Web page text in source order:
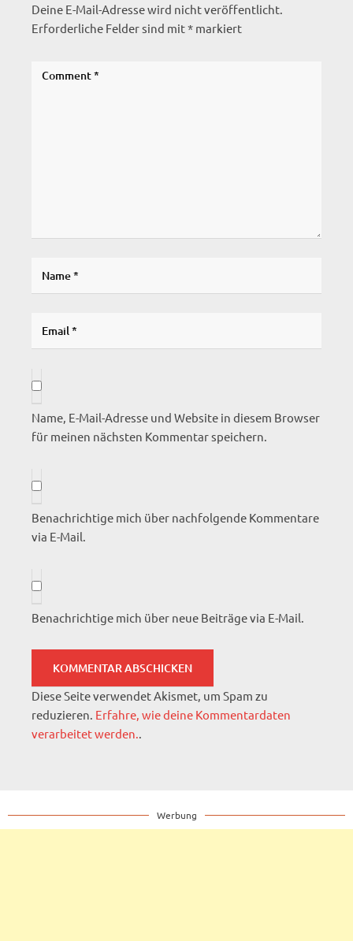
Deine E-Mail-Adresse wird nicht veröffentlicht.
Erforderliche Felder sind mit* markiert
Name, E-Mail-Adresse und Website in diesem Browser
für meinen nächsten Kommentar speichern.
Benachrichtige mich über nachfolgende Kommentare
via E-Mail.
Benachrichtige mich über neue Beiträge via E-Mail.
Diese Seite verwendet Akismet, um Spam zu
reduzieren. Erfahre, wie deine Kommentardaten
verarbeitet werden..
Werbung